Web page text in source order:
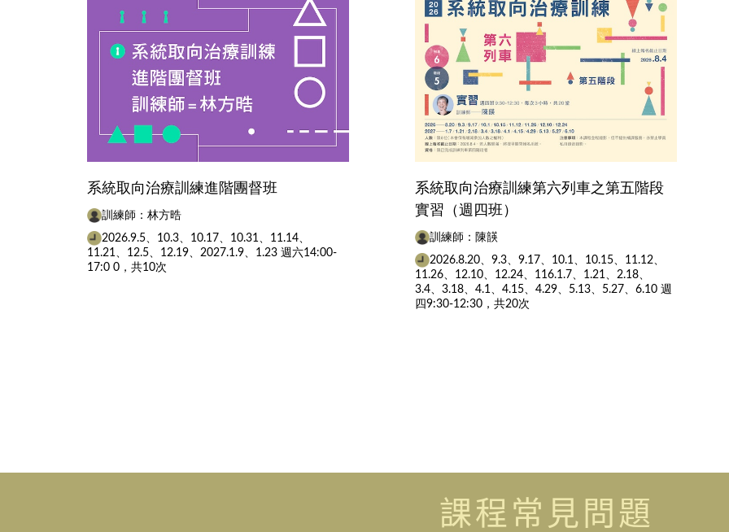
系統取向治療訓練進階團督班
訓練師：林方晧
2026.9.5、10.3、10.17、10.31、11.14、
11.21、12.5、12.19、2027.1.9、1.23 週六14:00-
17:0 0，共10次
系統取向治療訓練第六列車之第五階段
實習（週四班）
訓練師：陳韺
2026.8.20、9.3、9.17、10.1、10.15、11.12、
11.26、12.10、12.24、116.1.7、1.21、2.18、
3.4、3.18、4.1、4.15、4.29、5.13、5.27、6.10 週
四9:30-12:30，共20次
課程常見問題